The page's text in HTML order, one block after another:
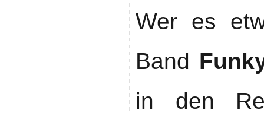
Wer es
Band
in den